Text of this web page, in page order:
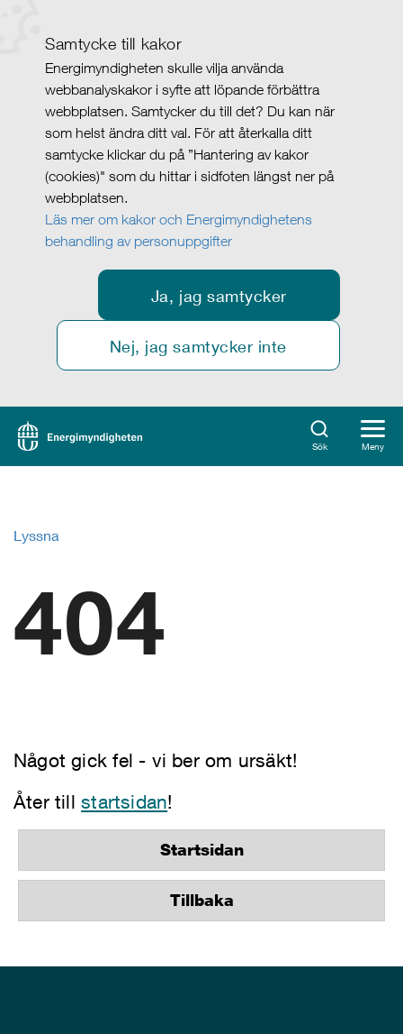
Samtycke till kakor
Energimyndigheten skulle vilja använda
webbanalyskakor i syfte att löpande förbättra
webbplatsen. Samtycker du till det? Du kan när
som helst ändra ditt val. För att återkalla ditt
samtycke klickar du på ”Hantering av kakor
(cookies)" som du hittar i sidfoten längst ner på
webbplatsen.
Läs mer om kakor och Energimyndighetens
behandling av personuppgifter
Ja, jag samtycker
Nej, jag samtycker inte
Sök Meny
Lyssna
404
Något gick fel - vi ber om ursäkt!
Åter tillstartsidan!
Startsidan
Tillbaka